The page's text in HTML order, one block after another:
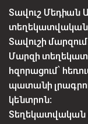
Տավուշ Մեդիան
տեղեկատվական
Տավուշի
Մարզի
հզորացում՝
պատանի
կենտրոն:
Տեղեկատվական